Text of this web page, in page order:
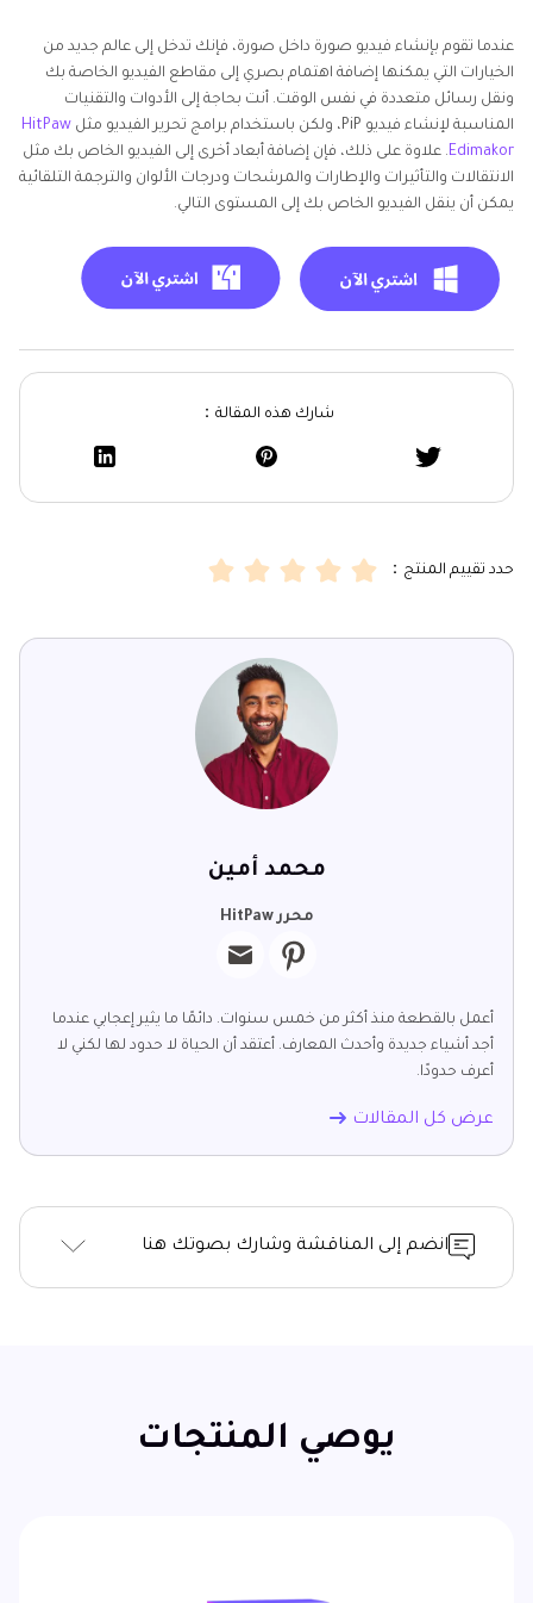
عندما تقوم بإنشاء فيديو صورة داخل صورة، فإنك تدخل إلى عالم جديد من
الخيارات التي يمكنها إضافة اهتمام بصري إلى مقاطع الفيديو الخاصة بك
ونقل رسائل متعددة في نفس الوقت. أنت بحاجة إلى الأدوات والتقنيات
المناسبة لإنشاء فيديو PiP، ولكن باستخدام برامج تحرير الفيديو مثل
HitPaw
Edimakor. علاوة على ذلك، فإن إضافة أبعاد أخرى إلى الفيديو الخاص بك مثل
الانتقالات والتأثيرات والإطارات والمرشحات ودرجات الألوان والترجمة التلقائية
يمكن أن ينقل الفيديو الخاص بك إلى المستوى التالي.
شارك هذه المقالة：
حدد تقييم المنتج：
محمد أمين
محرر HitPaw
أعمل بالقطعة منذ أكثر من خمس سنوات. دائمًا ما يثير إعجابي عندما
أجد أشياء جديدة وأحدث المعارف. أعتقد أن الحياة لا حدود لها لكني لا
أعرف حدودًا.
عرض كل المقالات
انضم إلى المناقشة وشارك بصوتك هنا
يوصي المنتجات